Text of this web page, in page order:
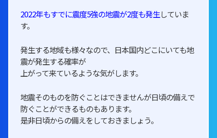
2022年もすでに震度5強の地震が2度も発生していま
す。
発生する地域も様々なので、日本国内どこにいても地
震が発生する確率が
上がって来ているような気がします。
地震そのものを防ぐことはできませんが日頃の備えで
防ぐことができるものもあります。
是非日頃からの備えをしておきましょう。